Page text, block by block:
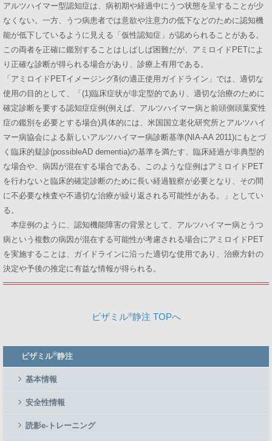
アルツハイマー型認知症は、病初期や経過中にうつ状態を呈することが少
なくない。一方、うつ病患者では意欲や注意力の低下などのために認知機
能が低下しているように見える「仮性認知症」が認められることがある。
この両者を正確に鑑別することはしばしば困難だが、アミロイドPETによ
り正確な診断が得られる場合があり、診療上有用である。
「アミロイドPETイメージング剤の適正使用ガイドライン」では、適切な
使用の目的として、「(1)臨床症状が非定型的であり、適切な治療のために
確定診断を要する認知症症例(例えば、アルツハイマー病と前頭側頭葉変性
症の鑑別を必要とする場合)具体的には、米国国立老化研究所とアルツハイ
マー病協会による新しいアルツハイマー病診断基準(NIA-AA 2011)にもとづ
く臨床的疑診(possibleAD dementia)の基準を満たす、臨床経過が非典型的
な場合や、病因が混在する場合である。このような症例はアミロイドPET
を行わないと臨床的確定診断のために長い経過観察が必要となり、その間
に不必要な検査や不適切な治療が繰り返される可能性がある。」としてい
る。
本症例のように、認知機能障害の背景として、アルツハイマー病とうつ
病という複数の病因が混在する可能性が考慮される場合にアミロイドPET
を実施することは、ガイドラインに沿った適切な使用であり、治療方針の
決定や予後の推定に有益な情報が得られる。
ビザミル®静注 TOPへ
Member
Side
ビザミル®静注
基本情報
安全性情報
読影e-トレーニング